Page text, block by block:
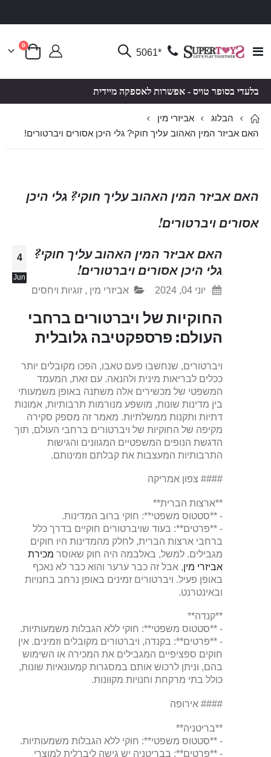
Toggle
*5061 סל קניות
0פריטים
בלעדי בסופר טויס - אפשרות לאספקה מיידית
הבלוג
אביזרי מין
האם אביזר המין האהוב עליך חוקי? גלי היכן אסורים ויברטורים!
האם אביזר המין האהוב עליך חוקי? גלי היכן
אסורים ויברטורים!
4
Jun
האם אביזר המין האהוב עליך חוקי?
גלי היכן אסורים ויברטורים!
יוני 04, 2024 אביזרי מין ,זוגיות ויחסים
החוקיות של ויברטורים ברחבי
העולם: פרספקטיבה גלובלית
ויברטורים, שנחשבו פעם טאבו, הפכו מקובלים יותר
ככלים לבריאות מינית ולהנאה. עם זאת, המעמד
המשפטי של מכשירים אלה משתנה באופן משמעותי
בין מדינות שונות, מושפע מנורמות תרבותיות, אמונות
דתיות ותקנות ממשלתיות. מאמר זה מספק סקירה
מקיפה של החוקיות של ויברטורים ברחבי העולם, תוך
הדגשת הנופים המשפטיים המגוונים והגישות
התרבותיות המעצבות את קבלתם וזמינותם.
#### צפון אמריקה
**ארצות הברית**
- **סטטוס משפטי**: חוקי ברוב המדינות.
- **פרטים**: בעוד שויברטורים חוקיים בדרך כלל
ברחבי ארצות הברית, לחלק מהמדינות היו חוקים
מגבילים. למשל, באלבמה היה חוק שאוסר מכירת
אביזרי מין, אבל זה כבר ערער והוא כבר לא נאכף
באופן פעיל. ויברטורים זמינים באופן נרחב בחנויות
ובאינטרנט.
**קנדה**
- **סטטוס משפטי**: חוקי ללא הגבלות משמעותיות.
- **פרטים**: בקנדה, ויברטורים מקובלים וזמינים. אין
חוקים ספציפיים המגבילים את המכירה או השימוש
בהם, וניתן לרכוש אותם במסגרות קמעונאיות שונות,
כולל בתי מרקחת וחנויות מקוונות.
#### אירופה
**בריטניה**
- **סטטוס משפטי**: חוקי ללא הגבלות משמעותיות.
- **פרטים**: בבריטניה יש גישה ליברלית למוצרי